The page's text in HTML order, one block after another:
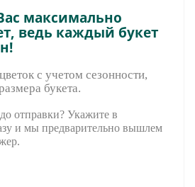
максимально
ведь каждый букет
с учетом сезонности,
букета.
отправки? Укажите в
и мы предварительно вышлем